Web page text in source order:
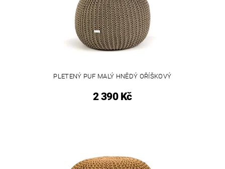
PLETENÝ PUF MALÝ HNĚDÝ OŘÍŠKOVÝ
2 390 Kč